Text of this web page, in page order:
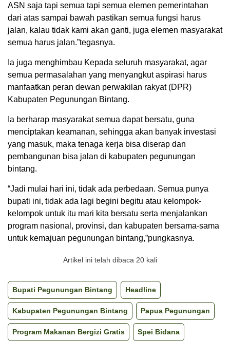
ASN saja tapi semua tapi semua elemen pemerintahan
dari atas sampai bawah pastikan semua fungsi harus
jalan, kalau tidak kami akan ganti, juga elemen masyarakat
semua harus jalan.”tegasnya.
Ia juga menghimbau Kepada seluruh masyarakat, agar
semua permasalahan yang menyangkut aspirasi harus
manfaatkan peran dewan perwakilan rakyat (DPR)
Kabupaten Pegunungan Bintang.
Ia berharap masyarakat semua dapat bersatu, guna
menciptakan keamanan, sehingga akan banyak investasi
yang masuk, maka tenaga kerja bisa diserap dan
pembangunan bisa jalan di kabupaten pegunungan
bintang.
“Jadi mulai hari ini, tidak ada perbedaan. Semua punya
bupati ini, tidak ada lagi begini begitu atau kelompok-
kelompok untuk itu mari kita bersatu serta menjalankan
program nasional, provinsi, dan kabupaten bersama-sama
untuk kemajuan pegunungan bintang,”pungkasnya.
Artikel ini telah dibaca 20 kali
Bupati Pegunungan Bintang Headline
Kabupaten Pegunungan Bintang Papua Pegunungan
Program Makanan Bergizi Gratis Spei Bidana